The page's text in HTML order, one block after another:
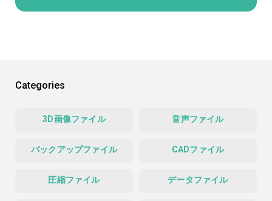
Categories
3D画像ファイル 音声ファイル
バックアップファイル CADファイル
圧縮ファイル データファイル